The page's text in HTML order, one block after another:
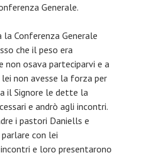
Generale.
Conferenza Generale
che il peso era
non osava parteciparvi e a
non avesse la forza per
il Signore le dette la
e andrò agli incontri.
i pastori Daniells e
con lei
e loro presentarono